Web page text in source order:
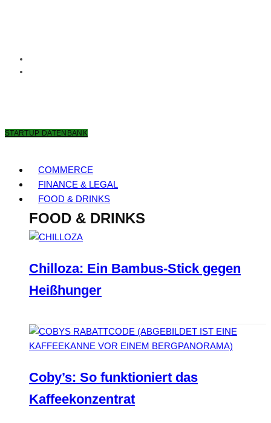
STARTUP DATENBANK
COMMERCE
FINANCE & LEGAL
FOOD & DRINKS
FOOD & DRINKS
Chilloza: Ein Bambus-Stick gegen
Heißhunger
Coby’s: So funktioniert das
Kaffeekonzentrat